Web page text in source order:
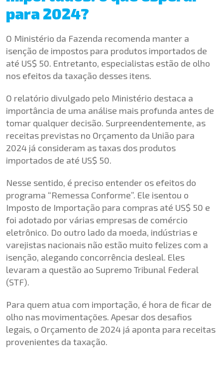
para 2024?
O Ministério da Fazenda recomenda manter a
isenção de impostos para produtos importados de
até US$ 50. Entretanto, especialistas estão de olho
nos efeitos da taxação desses itens.
O relatório divulgado pelo Ministério destaca a
importância de uma análise mais profunda antes de
tomar qualquer decisão. Surpreendentemente, as
receitas previstas no Orçamento da União para
2024 já consideram as taxas dos produtos
importados de até US$ 50.
Nesse sentido, é preciso entender os efeitos do
programa “Remessa Conforme”. Ele isentou o
Imposto de Importação para compras até US$ 50 e
foi adotado por várias empresas de comércio
eletrônico. Do outro lado da moeda, indústrias e
varejistas nacionais não estão muito felizes com a
isenção, alegando concorrência desleal. Eles
levaram a questão ao Supremo Tribunal Federal
(STF).
Para quem atua com importação, é hora de ficar de
olho nas movimentações. Apesar dos desafios
legais, o Orçamento de 2024 já aponta para receitas
provenientes da taxação.